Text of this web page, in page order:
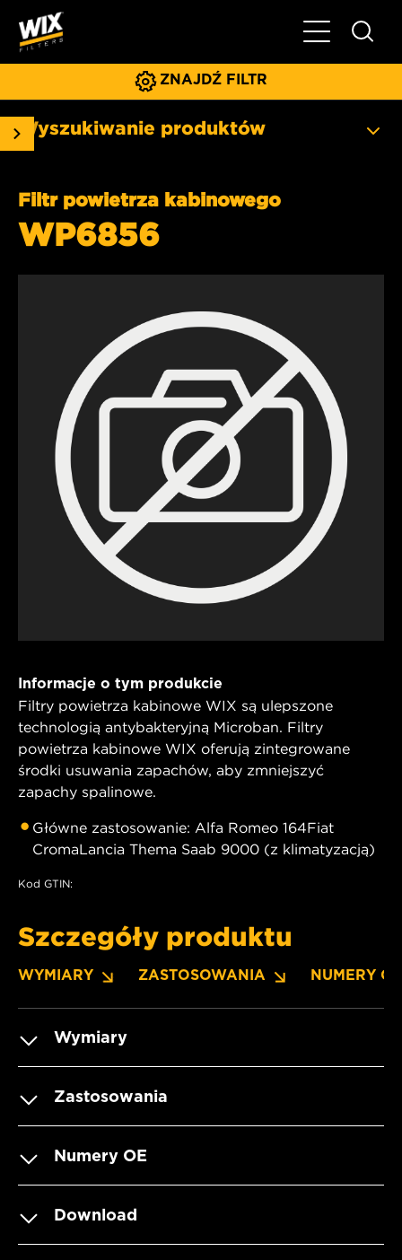
Pokaż/ukryj
ZNAJDŹ FILTR
Wyszukiwanie produktów
Filtr powietrza kabinowego
WP6856
Informacje o tym produkcie
Filtry powietrza kabinowe WIX są ulepszone
technologią antybakteryjną Microban. Filtry
powietrza kabinowe WIX oferują zintegrowane
środki usuwania zapachów, aby zmniejszyć
zapachy spalinowe.
Główne zastosowanie: Alfa Romeo 164Fiat
CromaLancia Thema Saab 9000 (z klimatyzacją)
Kod GTIN:
Szczegóły produktu
WYMIARY ZASTOSOWANIA NUMERY OE
Wymiary
Zastosowania
Numery OE
Download